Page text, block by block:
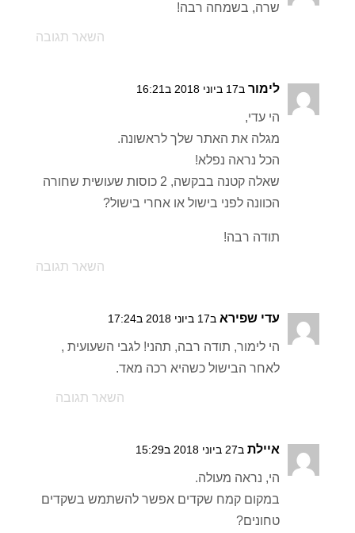
שרה, בשמחה רבה!
השאר תגובה
לימור ב17 ביוני 2018 ב16:21
הי עדי,
מגלה את האתר שלך לראשונה.
הכל נראה נפלא!
שאלה קטנה בבקשה, 2 כוסות שעושית שחורה
הכוונה לפני בישול או אחרי בישול?
תודה רבה!
השאר תגובה
עדי שפירא ב17 ביוני 2018 ב17:24
הי לימור, תודה רבה, תהני! לגבי השעועית ,
לאחר הבישול כשהיא רכה מאד.
השאר תגובה
איילת ב27 ביוני 2018 ב15:29
הי, נראה מעולה.
במקום קמח שקדים אפשר להשתמש בשקדים
טחונים?